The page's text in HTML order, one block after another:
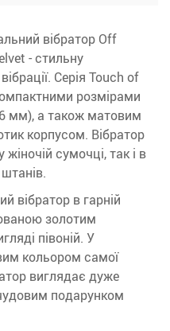
вібратор Off
- стильну
Серія Touch of
розмірами
мм), а також матовим
корпусом. Вібратор
сумочці, так і в
вібратор в гарній
золотим
півоній. У
кольором самої
виглядає дуже
подарунком